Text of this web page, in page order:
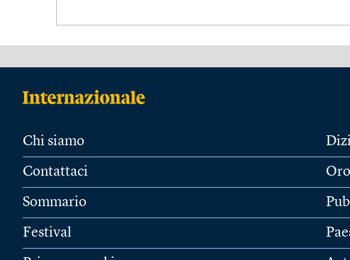
Chi siamo
Contattaci
Sommario
Festival